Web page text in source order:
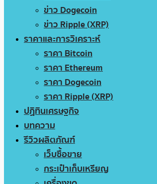
ข่าว Dogecoin
ข่าว Ripple (XRP)
ราคาและการวิเคราะห์
ราคา Bitcoin
ราคา Ethereum
ราคา Dogecoin
ราคา Ripple (XRP)
ปฏิทินเศรษฐกิจ
บทความ
รีวิวผลิตภัณฑ์
เว็บซื้อขาย
กระเป๋าเก็บเหรียญ